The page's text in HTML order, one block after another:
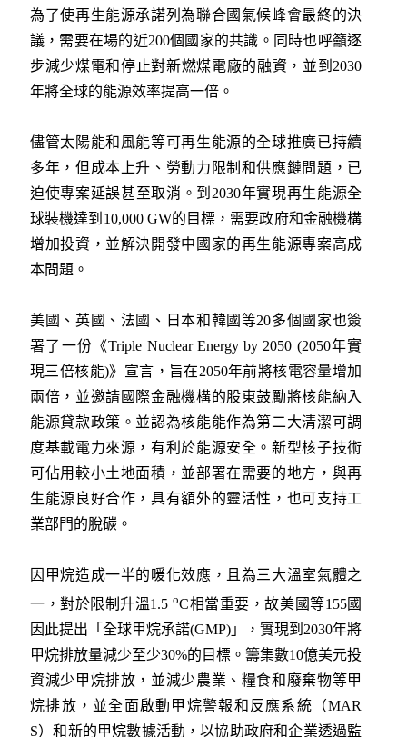
為了使再生能源承諾列為聯合國氣候峰會最終的決
議，需要在場的近200個國家的共識。同時也呼籲逐
步減少煤電和停止對新燃煤電廠的融資，並到2030
年將全球的能源效率提高一倍。
儘管太陽能和風能等可再生能源的全球推廣已持續
多年，但成本上升、勞動力限制和供應鏈問題，已
迫使專案延誤甚至取消。到2030年實現再生能源全
球裝機達到10,000 GW的目標，需要政府和金融機構
增加投資，並解決開發中國家的再生能源專案高成
本問題。
美國、英國、法國、日本和韓國等20多個國家也簽
署了一份《Triple Nuclear Energy by 2050 (2050年實
現三倍核能)》宣言，旨在2050年前將核電容量增加
兩倍，並邀請國際金融機構的股東鼓勵將核能納入
能源貸款政策。並認為核能能作為第二大清潔可調
度基載電力來源，有利於能源安全。新型核子技術
可佔用較小土地面積，並部署在需要的地方，與再
生能源良好合作，具有額外的靈活性，也可支持工
業部門的脫碳。
因甲烷造成一半的暖化效應，且為三大溫室氣體之
一，對於限制升溫1.5oC相當重要，故美國等155國
因此提出「全球甲烷承諾(GMP)」，實現到2030年將
甲烷排放量減少至少30%的目標。籌集數10億美元投
資減少甲烷排放，並減少農業、糧食和廢棄物等甲
烷排放，並全面啟動甲烷警報和反應系統（MAR
S）和新的甲烷數據活動，以協助政府和企業透過監